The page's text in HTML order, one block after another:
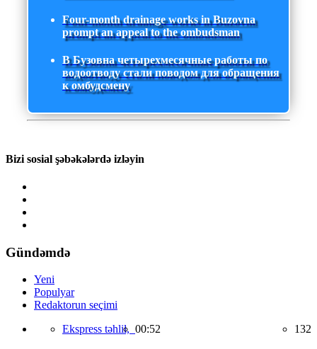
Four-month drainage works in Buzovna
prompt an appeal to the ombudsman
В Бузовна четырехмесячные работы по
водоотводу стали поводом для обращения
к омбудсмену
Bizi sosial şəbəkələrdə izləyin
Gündəmdə
Yeni
Populyar
Redaktorun seçimi
Ekspress təhlil, 00:52 132